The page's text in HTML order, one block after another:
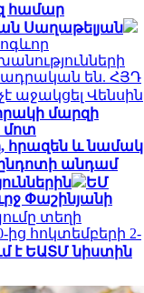
համար
Սաղաթելյան
են. ՀՅԴ
Վենսին
մարզի
մոտ
հրազեն և նամակ
անդամ
ԵՄ
Փաշինյանի
տեղի
ից հոկտեմբերի 2-
է ԵԱՏՄ նիստին